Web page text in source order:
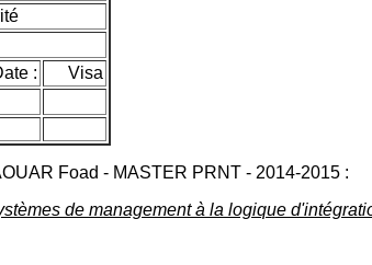
:
Visa
Foad - MASTER PRNT - 2014-2015 :
de management à la logique